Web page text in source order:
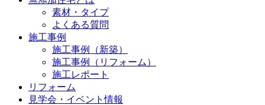
素材・タイプ
よくある質問
施工事例
施工事例（新築）
施工事例（リフォーム）
施工レポート
リフォーム
見学会・イベント情報